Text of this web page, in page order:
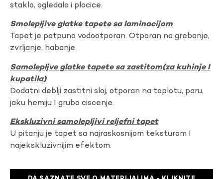
staklo, ogledala i plocice.
Smolepljive glatke tapete sa laminacijom
Tapet je potpuno vodootporan. Otporan na grebanje,
zvrljanje, habanje.
Samolepljve glatke tapete sa zastitom(za kuhinje I
kupatila)
Dodatni deblji zastitni sloj, otporan na toplotu, paru,
jaku hemiju I grubo ciscenje.
Ekskluzivni samolepljivi reljefni tapet
U pitanju je tapet sa najraskosnijom teksturom I
najekskluzivnijim efektom.